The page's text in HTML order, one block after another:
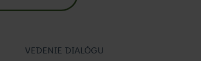
VEDENIE DIALÓGU